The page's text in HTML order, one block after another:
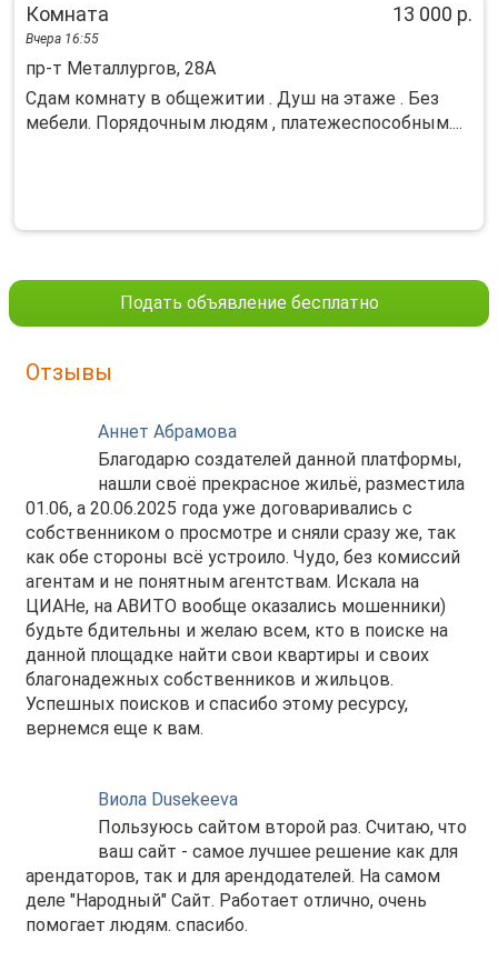
Комната 13 000 р.
Вчера 16:55
пр-т Металлургов, 28А
Сдам комнату в общежитии . Душ на этаже . Без
мебели. Порядочным людям , платежеспособным....
Подать объявление бесплатно
Отзывы
Аннет Абрамова
Благодарю создателей данной платформы,
нашли своё прекрасное жильё, разместила
01.06, а 20.06.2025 года уже договаривались с
собственником о просмотре и сняли сразу же, так
как обе стороны всё устроило. Чудо, без комиссий
агентам и не понятным агентствам. Искала на
ЦИАНе, на АВИТО вообще оказались мошенники)
будьте бдительны и желаю всем, кто в поиске на
данной площадке найти свои квартиры и своих
благонадежных собственников и жильцов.
Успешных поисков и спасибо этому ресурсу,
вернемся еще к вам.
Виола Dusekeeva
Пользуюсь сайтом второй раз. Считаю, что
ваш сайт - самое лучшее решение как для
арендаторов, так и для арендодателей. На самом
деле "Народный" Сайт. Работает отлично, очень
помогает людям. спасибо.